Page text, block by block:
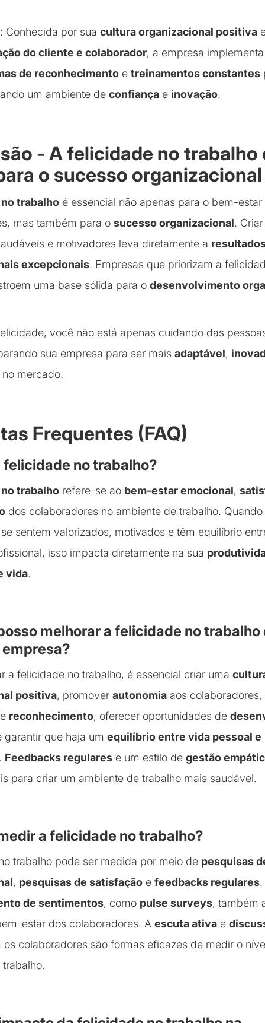
: Conhecida por sua cultura organizacional positiva
do cliente e colaborador, a empresa
de reconhecimento e treinamentos constantes
um ambiente de confiança e inovação.
- A felicidade no trabalho
o sucesso organizacional
trabalho é essencial não apenas para o bem-estar
mas também para o sucesso organizacional.
e motivadores leva diretamente a
excepcionais. Empresas que priorizam a
uma base sólida para o desenvolvimento
você não está apenas cuidando das
sua empresa para ser mais adaptável,
no mercado.
Frequentes (FAQ)
felicidade no trabalho?
trabalho refere-se ao bem-estar emocional,
dos colaboradores no ambiente de trabalho. Quando
sentem valorizados, motivados e têm equilíbrio
isso impacta diretamente na sua
vida.
melhorar a felicidade no trabalho
a felicidade no trabalho, é essencial criar uma
positiva, promover autonomia aos
reconhecimento, oferecer oportunidades de
que haja um equilíbrio entre vida pessoal e
Feedbacks regulares e um estilo de gestão
para criar um ambiente de trabalho mais saudável.
a felicidade no trabalho?
trabalho pode ser medida por meio de pesquisas
, pesquisas de satisfação e feedbacks regulares
de sentimentos, como pulse surveys, também
estar dos colaboradores. A escuta ativa e
colaboradores são formas eficazes de medir o